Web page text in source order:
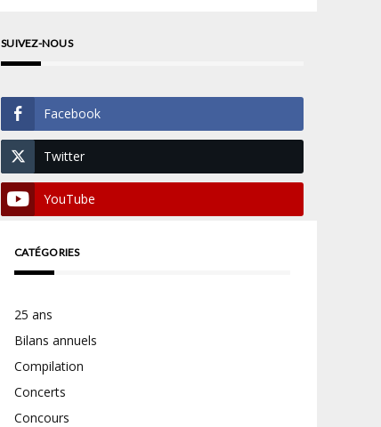
SUIVEZ-NOUS
Facebook
Twitter
YouTube
CATÉGORIES
25 ans
Bilans annuels
Compilation
Concerts
Concours